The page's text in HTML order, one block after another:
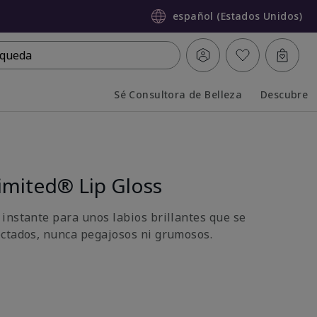
español (Estados Unidos)
Sé Consultora de Belleza Descubre
Lip Gloss
para unos labios brillantes que se
nunca pegajosos ni grumosos.